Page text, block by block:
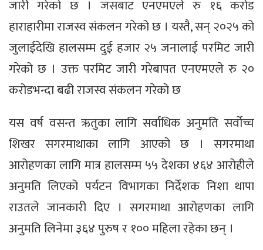
जारी गरेको छ । जसबाट एनएमएले रु १६ करोड
हाराहारीमा राजस्व संकलन गरेको छ । यस्तै, सन् २०२५ को
जुलाईदेखि हालसम्म दुई हजार २५ जनालाई परमिट जारी
गरेको छ । उक्त परमिट जारी गरेबापत एनएमएले रु २०
करोडभन्दा बढी राजस्व संकलन गरेको छ
यस वर्ष वसन्त ऋतुका लागि सर्वाधिक अनुमति सर्वोच्च
शिखर सगरमाथाका लागि आएको छ । सगरमाथा
आरोहणका लागि मात्र हालसम्म ५५ देशका ४६४ आरोहीले
अनुमति लिएको पर्यटन विभागका निर्देशक निशा थापा
राउतले जानकारी दिए । सगरमाथा आरोहणका लागि
अनुमति लिनेमा ३६४ पुरुष र १०० महिला रहेका छन् ।